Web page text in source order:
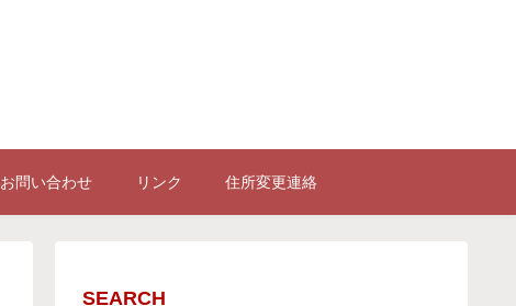
お問い合わせ リンク 住所変更連絡
SEARCH